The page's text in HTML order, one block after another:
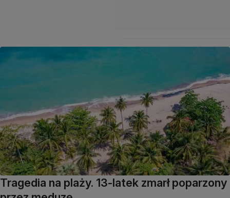
Tragedia na plaży. 13-latek zmarł poparzony